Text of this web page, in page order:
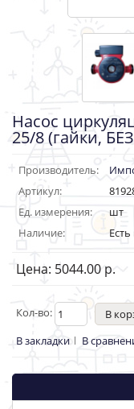
Насос
25/8 (гайки,
Производитель:
Артикул:
Ед. измерения:
шт
Наличие:
Цена: 5044.00 р.
Кол-во:
В закладки
В